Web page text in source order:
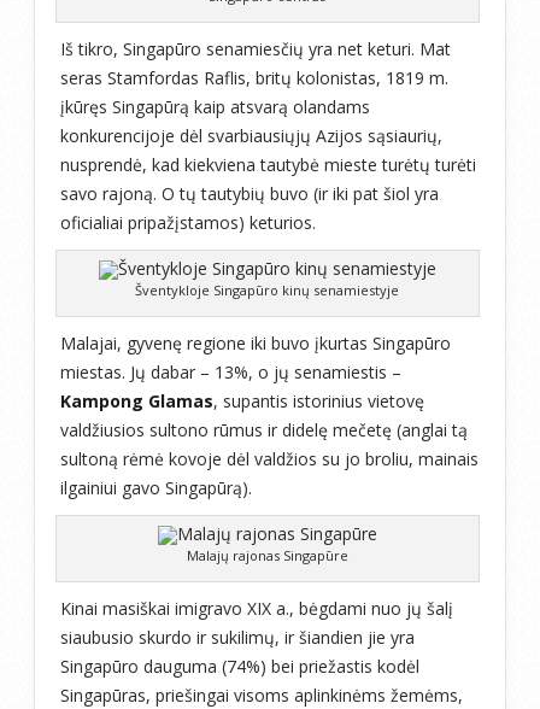
Iš tikro, Singapūro senamiesčių yra net keturi. Mat
seras Stamfordas Raflis, britų kolonistas, 1819 m.
įkūręs Singapūrą kaip atsvarą olandams
konkurencijoje dėl svarbiausiųjų Azijos sąsiaurių,
nusprendė, kad kiekviena tautybė mieste turėtų turėti
savo rajoną. O tų tautybių buvo (ir iki pat šiol yra
oficialiai pripažįstamos) keturios.
Šventykloje Singapūro kinų senamiestyje
Malajai, gyvenę regione iki buvo įkurtas Singapūro
miestas. Jų dabar – 13%, o jų senamiestis –
Kampong Glamas, supantis istorinius vietovę
valdžiusios sultono rūmus ir didelę mečetę (anglai tą
sultoną rėmė kovoje dėl valdžios su jo broliu, mainais
ilgainiui gavo Singapūrą).
Malajų rajonas Singapūre
Kinai masiškai imigravo XIX a., bėgdami nuo jų šalį
siaubusio skurdo ir sukilimų, ir šiandien jie yra
Singapūro dauguma (74%) bei priežastis kodėl
Singapūras, priešingai visoms aplinkinėms žemėms,